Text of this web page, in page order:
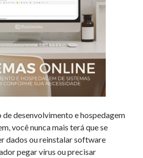
de desenvolvimento e hospedagem
você nunca mais terá que se
dados ou reinstalar software
pegar vírus ou precisar